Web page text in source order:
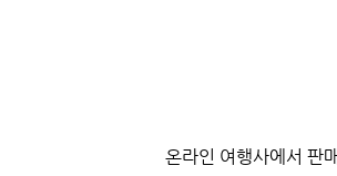
온라인 여행사에서 판